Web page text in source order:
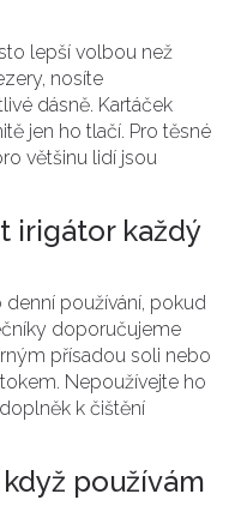
lepší volbou než
nosíte
dásně. Kartáček
jen ho tlačí. Pro těsné
většinu lidí jsou
irigátor každý
používání, pokud
doporučujeme
přísadou soli nebo
Nepoužívejte ho
k čištění
používám